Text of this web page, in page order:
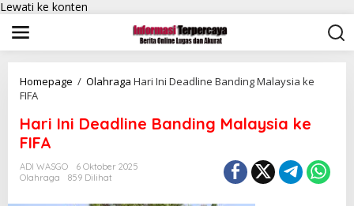
Lewati ke konten
Homepage / Olahraga Hari Ini Deadline Banding Malaysia ke
FIFA
Hari Ini Deadline Banding Malaysia ke
FIFA
ADI WASGO
6 Oktober 2025
Olahraga
859 Dilihat